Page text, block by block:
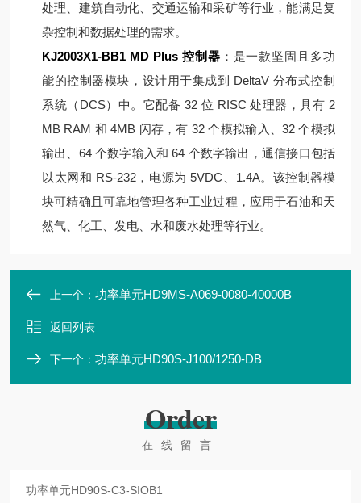
处理、建筑自动化、交通运输和采矿等行业，能满足复
杂控制和数据处理的需求。
KJ2003X1-BB1 MD Plus 控制器 ：是一款坚固且多功
能的控制器模块，设计用于集成到 DeltaV 分布式控制
系统（DCS）中。它配备 32 位 RISC 处理器，具有 2
MB RAM 和 4MB 闪存，有 32 个模拟输入、32 个模拟
输出、64 个数字输入和 64 个数字输出，通信接口包括
以太网和 RS-232，电源为 5VDC、1.4A。该控制器模
块可精确且可靠地管理各种工业过程，应用于石油和天
然气、化工、发电、水和废水处理等行业。
上一个： 功率单元HD9MS-A069-0080-40000B
返回列表
下一个： 功率单元HD90S-J100/1250-DB
Order
在线留言